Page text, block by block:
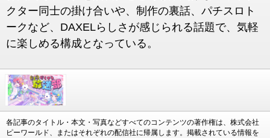
クター同士の掛け合いや、制作の裏話、パチスロト
ークなど、DAXELらしさが感じられる話題で、気軽
に楽しめる構成となっている。
各記事のタイトル・本文・写真などすべてのコンテンツの著作権は、株式会社
ピーワールド、またはそれぞれの配信社に帰属します。掲載されている情報を